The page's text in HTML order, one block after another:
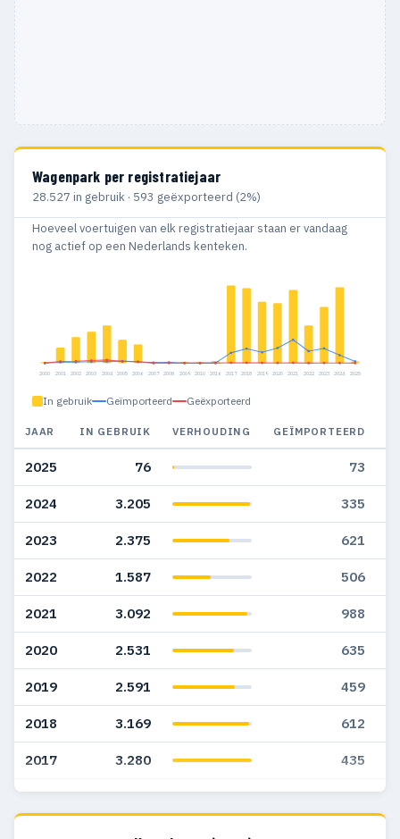
Wagenpark per registratiejaar
28.527 in gebruik · 593 geëxporteerd (2%)
Hoeveel voertuigen van elk registratiejaar staan er vandaag
nog actief op een Nederlands kenteken.
2000 2001 2002 2003 2004 2005 2006 2007 2008 2009 2010 2016 2017 2018 2019 2020 2021 2022 2023 2024 2025
In gebruik Geïmporteerd Geëxporteerd
JAAR IN GEBRUIK VERHOUDING GEÏMPORTEERD
2025 76 73
2024 3.205 335
2023 2.375 621
2022 1.587 506
2021 3.092 988
2020 2.531 635
2019 2.591 459
2018 3.169 612
2017 3.280 435
2016 87 11